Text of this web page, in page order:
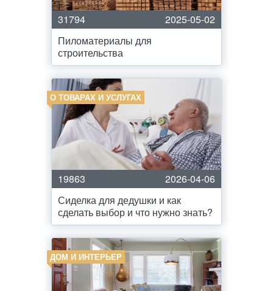
31794
2025-05-02
Пиломатериалы для
строительства
О ТОВАРАХ И УСЛУГАХ
19863
2026-04-06
Сиделка для дедушки и как
сделать выбор и что нужно знать?
ДОМ И ИНТЕРЬЕР